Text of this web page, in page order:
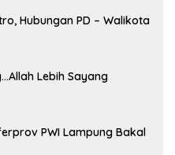
Hubungan PD – Walikota
Lebih Sayang
PWI Lampung Bakal